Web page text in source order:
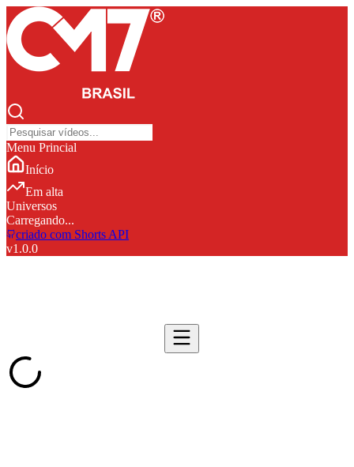
Menu Princial
Início
Em alta
Universos
Carregando...
criado com Shorts API
v1.0.0